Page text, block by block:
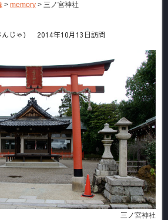
> memory > 三ノ宮神社
んじゃ） 2014年10月13日訪問
三ノ宮神社